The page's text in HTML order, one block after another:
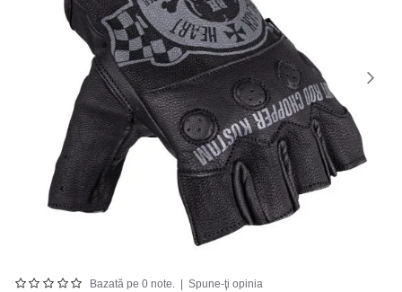
Bazată pe 0 note. Spune-ţi opinia